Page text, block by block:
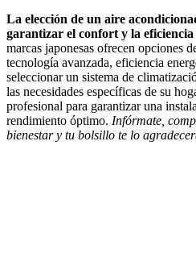
La elección de un aire
garantizar el confort y la eficiencia
marcas japonesas ofrecen opciones
tecnología avanzada, eficiencia
seleccionar un sistema de
las necesidades específicas de su
profesional para garantizar una
rendimiento óptimo. Infórmate,
bienestar y tu bolsillo te lo